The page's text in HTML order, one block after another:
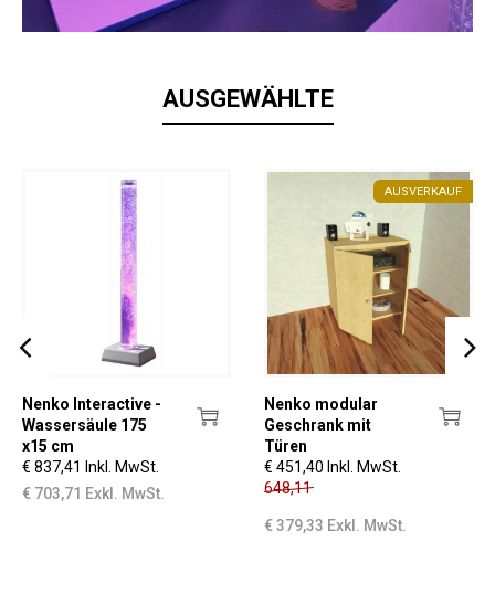
AUSGEWÄHLTE
Nenko Interactive -
Wassersäule 175
x15 cm
€ 837,41 Inkl. MwSt.
€ 703,71 Exkl. MwSt.
AUSVERKAUF
Nenko modular
Geschrank mit
Türen
€ 451,40 Inkl. MwSt.
648,11
€ 379,33 Exkl. MwSt.